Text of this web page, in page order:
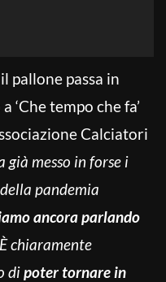
pallone passa in
‘Che tempo che fa’
Calciatori
già messo in forse i
pandemia
ancora parlando
chiaramente
dipoter tornare in